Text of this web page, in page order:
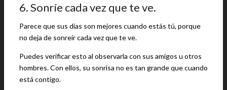
6. Sonríe cada vez que te ve.
Parece que sus días son mejores cuando estás tú, porque
no deja de sonreír cada vez que te ve.
Puedes verificar esto al observarla con sus amigos u otros
hombres. Con ellos, su sonrisa no es tan grande que cuando
está contigo.